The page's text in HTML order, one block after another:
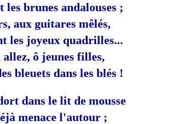
les brunes andalouses ;
aux guitares mêlés,
les joyeux quadrilles...
allez, ô jeunes filles,
bleuets dans les blés !
dans le lit de mousse
menace l'autour ;